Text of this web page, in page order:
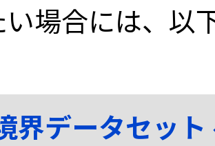
い場合には、以
界データセッ